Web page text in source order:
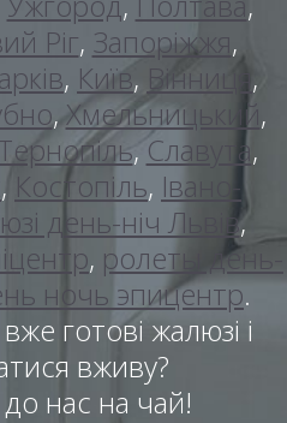
Ріг, Запоріжжя,
, Київ, Вінниця,
, Хмельницький,
, Славута,
, Костопіль, Івано-
день-ніч Львів,
, ролеты день-
ночь эпицентр.
готові жалюзі і
вживу?
нас на чай!